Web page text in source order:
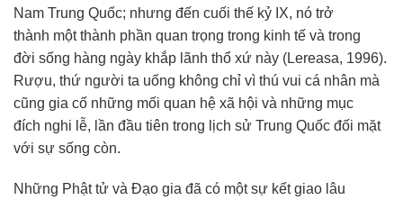
Nam Trung Quốc; nhưng đến cuối thế kỷ IX, nó trở
thành mộtthành phần quan trọng trong kinh tế và trong
đời sống hàng ngày khắp lãnh thổ xứ này (Lereasa, 1996).
Rượu, thứ người ta uống không chỉ vì thú vui cá nhân mà
cũng gia cố những mối quan hệ xã hội và những mục
đích nghi lễ, lần đầu tiên trong lịch sử Trung Quốc đối mặt
với sự sống còn.
Những Phật tử và Đạo gia đã có một sự kết giao lâu